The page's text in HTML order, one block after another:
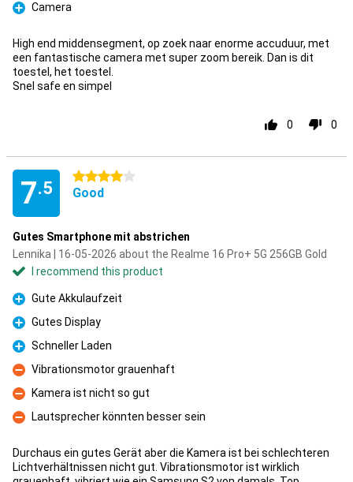
Pro
Camera
High end middensegment, op zoek naar enorme accuduur, met
een fantastische camera met super zoom bereik. Dan is dit
toestel, het toestel.
Snel safe en simpel
0 0
7.5
4 stars
Good
Gutes Smartphone mit abstrichen
Lennika | 16-05-2026 about the Realme 16 Pro+ 5G 256GB Gold
I recommend this product
Pro
Gute Akkulaufzeit
Pro
Gutes Display
Pro
Schneller Laden
Con
Vibrationsmotor grauenhaft
Con
Kamera ist nicht so gut
Con
Lautsprecher könnten besser sein
Durchaus ein gutes Gerät aber die Kamera ist bei schlechteren
Lichtverhältnissen nicht gut. Vibrationsmotor ist wirklich